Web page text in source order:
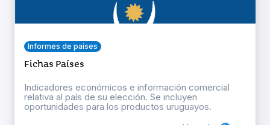
Informes de países
Fichas Países
Indicadores económicos e información comercial
relativa al país de su elección. Se incluyen
oportunidades para los productos uruguayos.